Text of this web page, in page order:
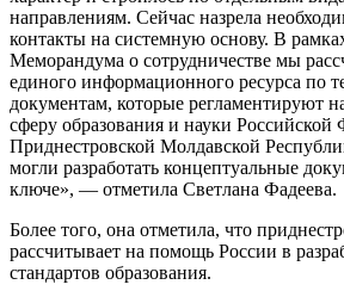
направлениям. Сейчас назрела
контакты на системную основу. В
Меморандума о сотрудничестве мы
единого информационного ресурса по
документам, которые регламентируют
сферу образования и науки Российской
Приднестровской Молдавской
могли разработать концептуальные
ключе», — отметила Светлана Фадеева.
Более того, она отметила, что
рассчитывает на помощь России в
стандартов образования.